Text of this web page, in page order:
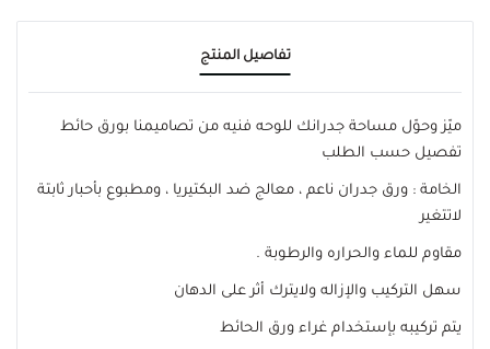
تفاصيل المنتج
ميّز وحوّل مساحة جدرانك للوحه فنيه من تصاميمنا بورق حائط
تفصيل حسب الطلب
الخامة : ورق جدران ناعم ، معالج ضد البكتيريا ، ومطبوع بأحبار ثابتة
لاتتغير
مقاوم للماء والحراره والرطوبة .
سهل التركيب والإزاله ولايترك أثر على الدهان
يتم تركيبه بإستخدام غراء ورق الحائط